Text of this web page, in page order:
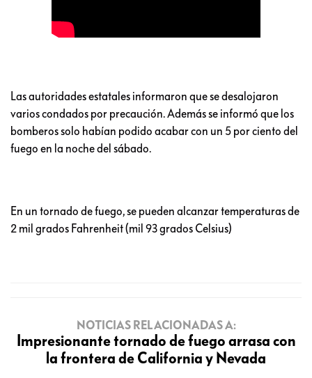
Las autoridades estatales informaron que se desalojaron
varios condados por precaución. Además se informó que los
bomberos solo habían podido acabar con un 5 por ciento del
fuego en la noche del sábado.
En un tornado de fuego, se pueden alcanzar temperaturas de
2 mil grados Fahrenheit (mil 93 grados Celsius)
NOTICIAS RELACIONADAS A:
Impresionante tornado de fuego arrasa con
la frontera de California y Nevada